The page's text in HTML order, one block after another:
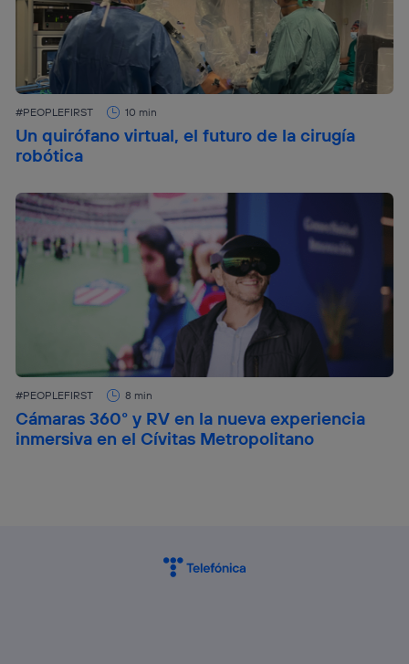
Un quirófano virtual, el futuro de la cirugía
robótica
#PEOPLEFIRST 10 min
Cámaras 360° y RV en la nueva experiencia
inmersiva en el Cívitas Metropolitano
#PEOPLEFIRST 8 min